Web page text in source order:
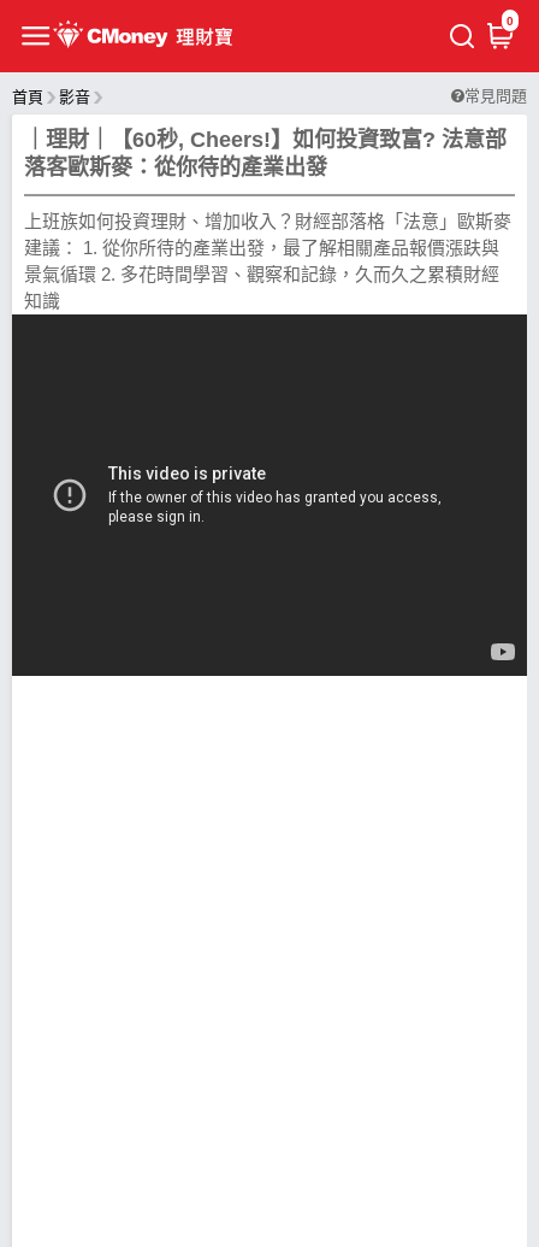
0
首頁 影音 常見問題
｜理財｜【60秒, Cheers!】如何投資致富? 法意部
落客歐斯麥：從你待的產業出發
上班族如何投資理財、增加收入？財經部落格「法意」歐斯麥
建議： 1. 從你所待的產業出發，最了解相關產品報價漲趺與
景氣循環 2. 多花時間學習、觀察和記錄，久而久之累積財經
知識